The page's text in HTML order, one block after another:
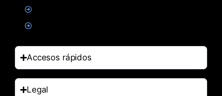
Accesos rápidos
Legal